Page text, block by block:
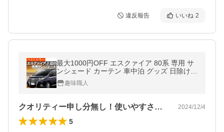
違反報告 いいね 2
最大1000円OFF エスクァイア 80系 専用 サ
ンシェード カーテン 車中泊 グッズ 日除け
フロント ZWR80G ZRR80G ZRR85G 【日
本製】
趣味職人
クオリティー申し分無し！使いやすさ良し！ 2024/12/4
5